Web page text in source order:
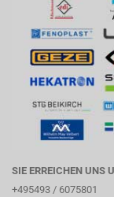
SIE ERREICHEN UNS
+495493 / 6075801